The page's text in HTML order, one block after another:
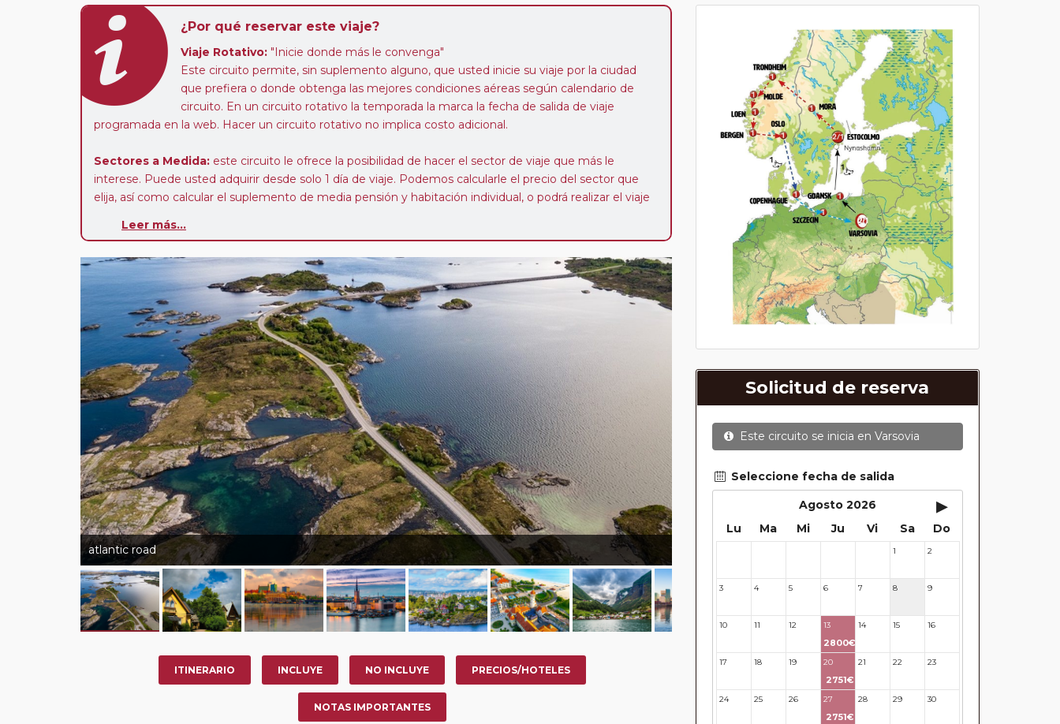
¿Por qué reservar este viaje?
Viaje Rotativo: "Inicie donde más le convenga"
Este circuito permite, sin suplemento alguno, que usted inicie su viaje por la ciudad
que prefiera o donde obtenga las mejores condiciones aéreas según calendario de
circuito. En un circuito rotativo la temporada la marca la fecha de salida de viaje
programada en la web. Hacer un circuito rotativo no implica costo adicional.
Sectores a Medida: este circuito le ofrece la posibilidad de hacer el sector de viaje que más le
interese. Puede usted adquirir desde solo 1 día de viaje. Podemos calcularle el precio del sector que
elija, así como calcular el suplemento de media pensión y habitación individual, o podrá realizar el viaje
paradas en su viaje, en la ciudad que desee por período de 1, 3, 4 o 7 noches según circuito y fechas de
salida. Es fundamental que el circuito tenga salida posterior a la fecha escogida y permita la salida
deseada. El suplemento por parada efectuada es de 40 Euros/52 Dólares por persona. Si la parada se
realiza para tomar otro circuito del mismo proveedor no se abonará este suplemento.
Pasajero Club:
este circuito, en cualquier época del año, ofrece a los pasajeros que ya hayan viajado
con nosotros en los últimos 3 años y que pertenezcan a nuestro Club de Pasajeros (cuya obtención se
realiza tras rellenar el cuestionario de satisfacción en "Mi viaje") o los que estén en luna de miel
contarán con un descuento del 5%.
Leer más...
atlantic road
ITINERARIO INCLUYE NO INCLUYE PRECIOS/HOTELES
NOTAS IMPORTANTES
Solicitud de reserva
Este circuito se inicia en Varsovia
Seleccione fecha de salida
Agosto 2026
▸
Lu Ma Mi Ju Vi Sa Do
1 2
3 4 5 6 7 8 9
10 11 12 13
2800€
14 15 16
17 18 19 20
2751€
21 22 23
24 25 26 27
2751€
28 29 30